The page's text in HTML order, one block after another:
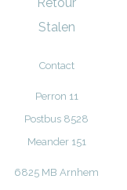
Retour
Stalen
Contact
Perron 11
Postbus 8528
Meander 151
6825 MB Arnhem